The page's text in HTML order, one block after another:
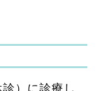
診）に診療し